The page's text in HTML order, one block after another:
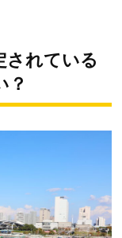
されている
？